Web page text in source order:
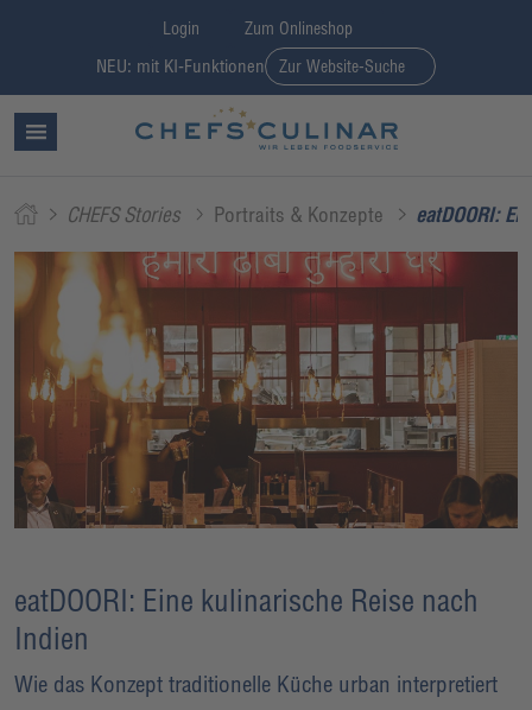
Login Zum Onlineshop
NEU: mit KI-Funktionen Zur Website-Suche
CHEFS Stories Portraits & Konzepte eatDOORI:
eatDOORI: Eine kulinarische Reise nach
Indien
Wie das Konzept traditionelle Küche urban interpretiert